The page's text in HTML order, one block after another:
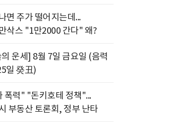
면 주가 떨어지는데...
삭스 "1만2000 간다" 왜?
운세] 8월 7일 금요일 (음력
일 癸丑)
폭력" "돈키호테 정책"...
부동산 토론회, 정부 난타